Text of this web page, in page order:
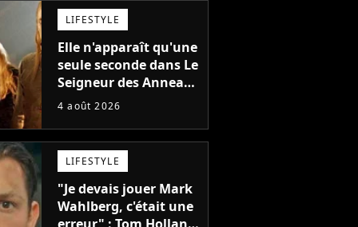
LIFESTYLE
Elle n'apparaît qu'une
seule seconde dans Le
Seigneur des Anneaux
: avez-vous reconnu
cinéma dans la saga ?
4 août 2026
LIFESTYLE
"Je devais jouer Mark
Wahlberg, c'était une